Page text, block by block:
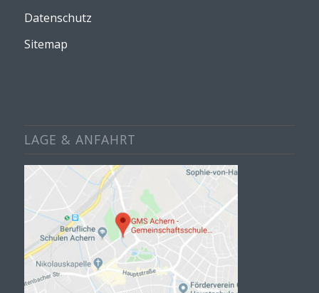
Datenschutz
Sitemap
LAGE & ANFAHRT